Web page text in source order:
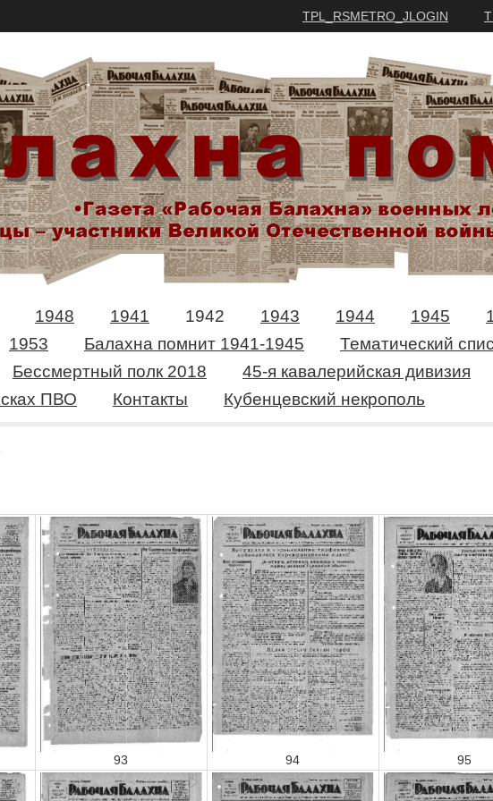
TPL_RSMETRO_JLOGIN
1948 1941 1942 1943 1944 1945
1953 Балахна помнит 1941-1945
Тематический
Бессмертный полк 2018
45-я кавалерийская дивизия
ПВО
Контакты Кубенцевский некрополь
93 94 95